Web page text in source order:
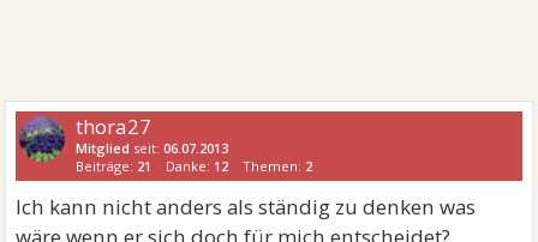
thora27
Mitglied seit:06.07.2013
Beiträge: 21 Danke: 12 Themen: 2
Ich kann nicht anders als ständig zu denken was